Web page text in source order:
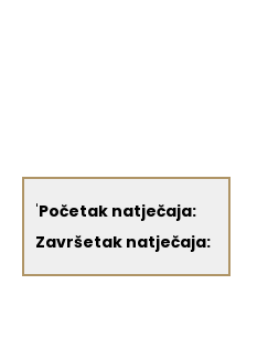
'Početak natječaja:
Završetak natječaja: